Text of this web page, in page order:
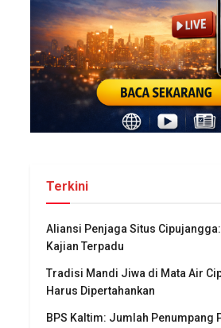
Terkini
Aliansi Penjaga Situs
Kajian Terpadu
Tradisi Mandi Jiwa di Mata Air
Harus Dipertahankan
BPS Kaltim: Jumlah Penumpang